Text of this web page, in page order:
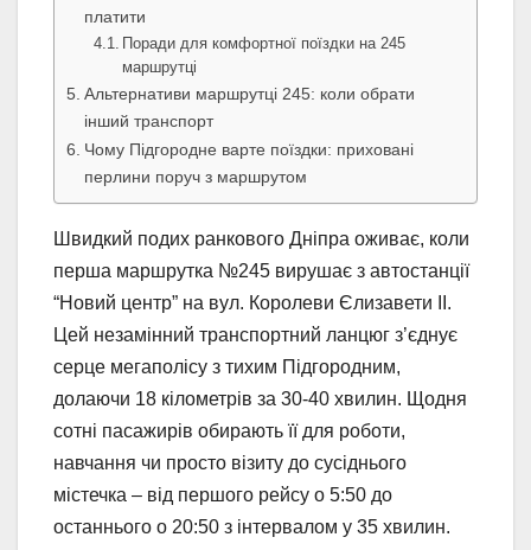
платити
Поради для комфортної поїздки на 245
маршрутці
Альтернативи маршрутці 245: коли обрати
інший транспорт
Чому Підгородне варте поїздки: приховані
перлини поруч з маршрутом
Швидкий подих ранкового Дніпра оживає, коли
перша маршрутка №245 вирушає з автостанції
“Новий центр” на вул. Королеви Єлизавети ІІ.
Цей незамінний транспортний ланцюг з’єднує
серце мегаполісу з тихим Підгородним,
долаючи 18 кілометрів за 30-40 хвилин. Щодня
сотні пасажирів обирають її для роботи,
навчання чи просто візиту до сусіднього
містечка – від першого рейсу о 5:50 до
останнього о 20:50 з інтервалом у 35 хвилин.